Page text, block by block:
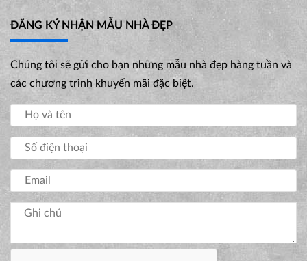
ĐĂNG KÝ NHẬN MẪU NHÀ ĐẸP
Chúng tôi sẽ gửi cho bạn những mẫu nhà đẹp hàng tuần và
các chương trình khuyến mãi đặc biệt.